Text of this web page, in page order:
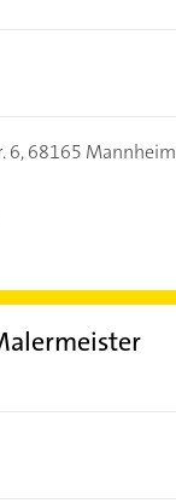
6,68165 Mannheim